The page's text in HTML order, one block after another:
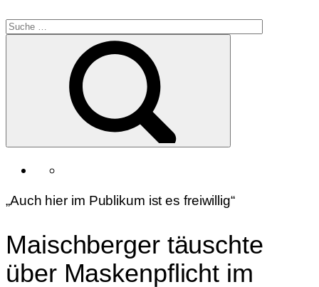
„Auch hier im Publikum ist es freiwillig“
Maischberger täuschte
über Maskenpflicht im